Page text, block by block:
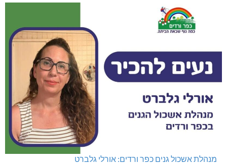
מנהלת אשכול גנים כפר ורדים: אורלי גלברט